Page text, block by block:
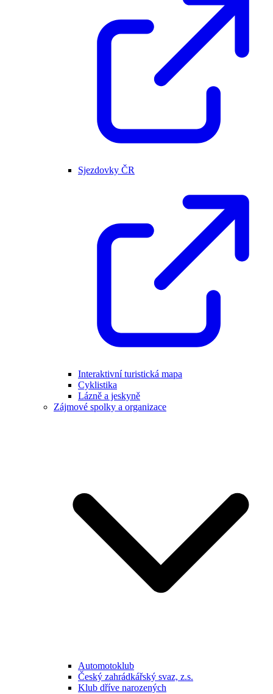
Sjezdovky ČR
Interaktivní turistická mapa
Cyklistika
Lázně a jeskyně
Zájmové spolky a organizace
Automotoklub
Český zahrádkářský svaz, z.s.
Klub dříve narozených